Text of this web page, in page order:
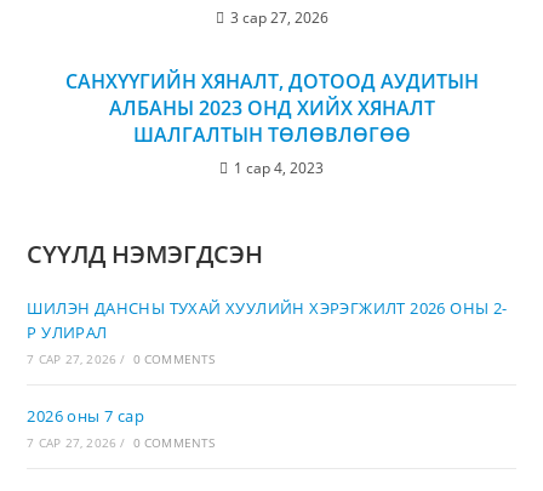
3 сар 27, 2026
САНХҮҮГИЙН ХЯНАЛТ, ДОТООД АУДИТЫН
АЛБАНЫ 2023 ОНД ХИЙХ ХЯНАЛТ
ШАЛГАЛТЫН ТӨЛӨВЛӨГӨӨ
1 сар 4, 2023
СҮҮЛД НЭМЭГДСЭН
ШИЛЭН ДАНСНЫ ТУХАЙ ХУУЛИЙН ХЭРЭГЖИЛТ 2026 ОНЫ 2-
Р УЛИРАЛ
7 САР 27, 2026 / 0 COMMENTS
2026 оны 7 сар
7 САР 27, 2026 / 0 COMMENTS